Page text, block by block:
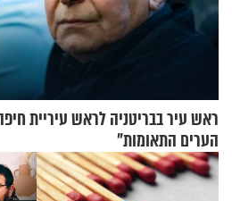
ראש עיר בבריטניה לראש עיריית
הערים התאומות״